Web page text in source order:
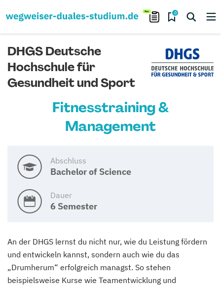
0
DHGS Deutsche
Hochschule für
Gesundheit und Sport
Fitnesstraining &
Management
Abschluss
Bachelor of Science
Dauer
6 Semester
An der DHGS lernst du nicht nur, wie du Leistung fördern
und entwickeln kannst, sondern auch wie du das
„Drumherum“ erfolgreich managst. So stehen
beispielsweise Kurse wie Teamentwicklung und